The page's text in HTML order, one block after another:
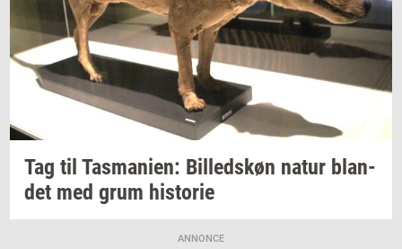
Tag til Tas­ma­ni­en: Bil­leds­køn natur blan­
det med grum hi­sto­rie
ANNONCE